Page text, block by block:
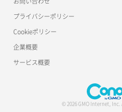
ポート詳細取得
ロードバランサー更新
ロードバランサー詳細取得
ロードバランサー追加
プライバシーポリシー
Cookieポリシー
企業概要
サービス概要
© 2026 GMO Internet, Inc.